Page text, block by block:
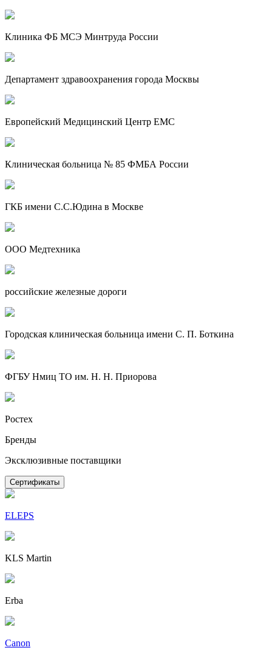
Клиника ФБ МСЭ Минтруда России
Департамент здравоохранения города Москвы
Европейский Медицинский Центр EMC
Клиническая больница № 85 ФМБА России
ГКБ имени С.С.Юдина в Москве
ООО Медтехника
российские железные дороги
Городская клиническая больница имени С. П. Боткина
ФГБУ Нмиц ТО им. Н. Н. Приорова
Ростех
Бренды
Эксклюзивные поставщики
Сертификаты
ELEPS
KLS Martin
Erba
Canon